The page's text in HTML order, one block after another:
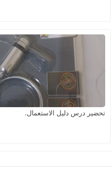
تحضير درس دليل الاستعمال.